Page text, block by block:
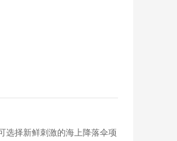
选择新鲜刺激的海上降落伞项